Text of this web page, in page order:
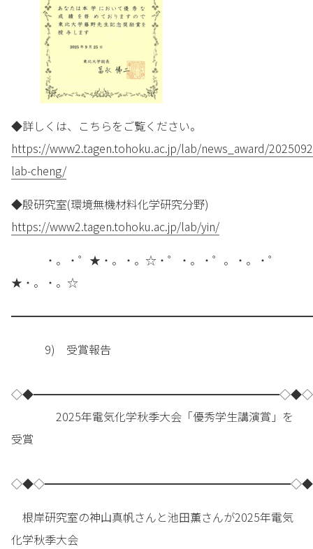
◆詳しくは、こちらをご覧ください。
https://www2.tagen.tohoku.ac.jp/lab/news_award/
lab-cheng/
◆殷研究室(環境無機材料化学研究分野)
https://www2.tagen.tohoku.ac.jp/lab/yin/
・。・゜★・。・。☆・゜・。・゜。・。・゜
★・。・。☆
9) 受賞報告
◇◆━━━━━━━━━━━━━━━━━━━━━━◇◆◇
2025年電気化学秋季大会「優秀学生講演賞」を
受賞
◇◆◇━━━━━━━━━━━━━━━━━━━━━━◇◆
根岸研究室の神山真帆さんと池田薫さんが2025年電気
化学秋季大会